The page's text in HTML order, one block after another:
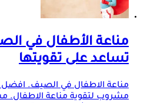
تساعد على تقويتها
مناعة الاطفال في الصيف. افضل
مشروب لتقوية مناعة الاطفال.